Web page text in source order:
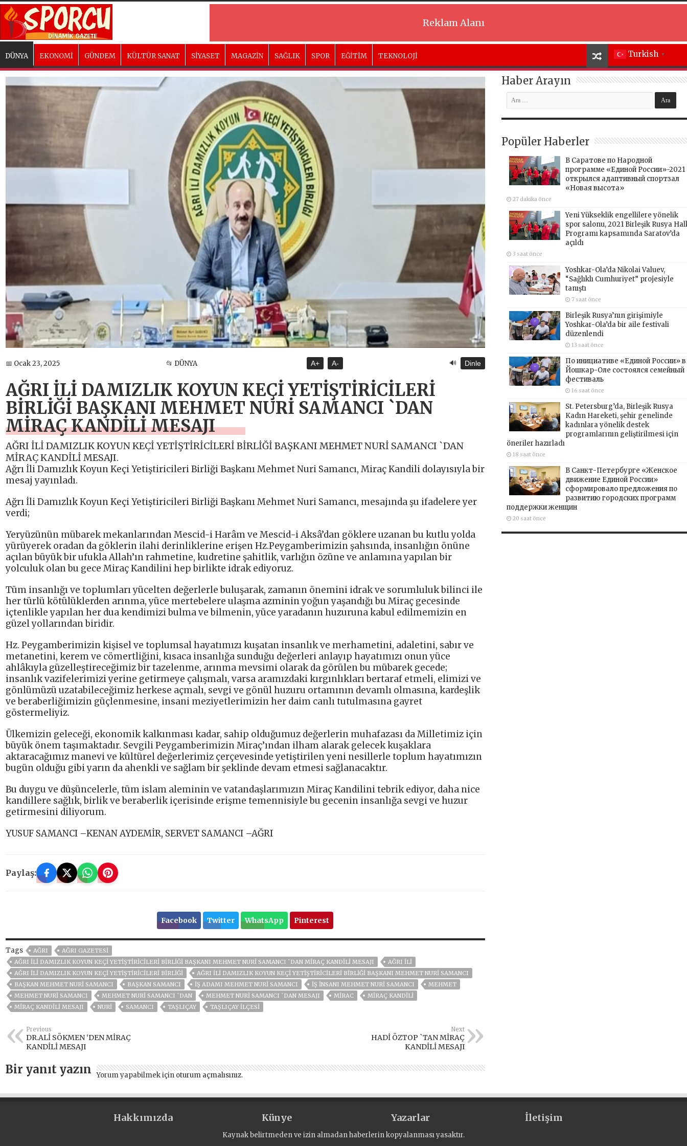
Reklam Alanı
Turkish ▼
DÜNYA EKONOMİ GÜNDEM KÜLTÜR SANAT SİYASET MAGAZİN SAĞLIK SPOR EĞİTİM TEKNOLOJİ
📅 Ocak 23, 2025 📂 DÜNYA A+ A- 🔊 Dinle
AĞRI İLİ DAMIZLIK KOYUN KEÇİ YETİŞTİRİCİLERİ
BİRLİĞİ BAŞKANI MEHMET NURİ SAMANCI `DAN
MİRAÇ KANDİLİ MESAJI
AĞRI İLİ DAMIZLIK KOYUN KEÇİ YETİŞTİRİCİLERİ BİRLİĞİ BAŞKANI MEHMET NURİ SAMANCI `DAN
MİRAÇ KANDİLİ MESAJI.
Ağrı İli Damızlık Koyun Keçi Yetiştiricileri Birliği Başkanı Mehmet Nuri Samancı, Miraç Kandili dolayısıyla bir
mesaj yayınladı.
Ağrı İli Damızlık Koyun Keçi Yetiştiricileri Birliği Başkanı Mehmet Nuri Samancı, mesajında şu ifadelere yer
verdi;
Yeryüzünün mübarek mekanlarından Mescid-i Harâm ve Mescid-i Aksâ’dan göklere uzanan bu kutlu yolda
yürüyerek oradan da göklerin ilahi derinliklerine erişen Hz.Peygamberimizin şahsında, insanlığın önüne
açılan büyük bir ufukla Allah’ın rahmetine, kudretine şahitlik, varlığın özüne ve anlamına yapılan bir
yolculuk olan bu gece Miraç Kandilini hep birlikte idrak ediyoruz.
Tüm insanlığı ve toplumları yücelten değerlerle buluşarak, zamanın önemini idrak ve sorumluluk bilinci ile
her türlü kötülüklerden arınma, yüce mertebelere ulaşma azminin yoğun yaşandığı bu Miraç gecesinde
içtenlikle yapılan her dua kendimizi bulma ve bilmenin, yüce yaradanın huzuruna kabul edilmemizin en
güzel yollarından biridir.
Hz. Peygamberimizin kişisel ve toplumsal hayatımızı kuşatan insanlık ve merhametini, adaletini, sabır ve
metanetini, kerem ve cömertliğini, kısaca insanlığa sunduğu değerleri anlayıp hayatımızı onun yüce
ahlâkıyla güzelleştireceğimiz bir tazelenme, arınma mevsimi olarak da görülen bu mübarek gecede;
insanlık vazifelerimizi yerine getirmeye çalışmalı, varsa aramızdaki kırgınlıkları bertaraf etmeli, elimizi ve
gönlümüzü uzatabileceğimiz herkese açmalı, sevgi ve gönül huzuru ortamının devamlı olmasına, kardeşlik
ve beraberliğimizin güçlenmesine, insani meziyetlerimizin her daim canlı tutulmasına gayret
göstermeliyiz.
Ülkemizin geleceği, ekonomik kalkınması kadar, sahip olduğumuz değerlerin muhafazası da Milletimiz için
büyük önem taşımaktadır. Sevgili Peygamberimizin Miraç’ından ilham alarak gelecek kuşaklara
aktaracağımız manevi ve kültürel değerlerimiz çerçevesinde yetiştirilen yeni nesillerle toplum hayatımızın
bugün olduğu gibi yarın da ahenkli ve sağlam bir şeklinde devam etmesi sağlanacaktır.
Bu duygu ve düşüncelerle, tüm islam aleminin ve vatandaşlarımızın Miraç Kandilini tebrik ediyor, daha nice
kandillere sağlık, birlik ve beraberlik içerisinde erişme temennisiyle bu gecenin insanlığa sevgi ve huzur
getirmesini diliyorum.
YUSUF SAMANCI –KENAN AYDEMİR, SERVET SAMANCI –AĞRI
Paylaş:
Facebook Twitter WhatsApp Pinterest
Tags AĞRI
AĞRI GAZETESİ
AĞRI İLİ DAMIZLIK KOYUN KEÇİ YETİŞTİRİCİLERİ BİRLİĞİ BAŞKANI MEHMET NURİ SAMANCI `DAN MİRAÇ KANDİLİ MESAJI
AĞRI ILI
AĞRI İLI DAMIZLIK KOYUN KEÇI YETIŞTIRICILERI BIRLIĞI
AĞRI İLI DAMIZLIK KOYUN KEÇI YETIŞTIRICILERI BIRLIĞI BAŞKANI MEHMET NURI SAMANCI
BAŞKAN MEHMET NURI SAMANCI
BAŞKAN SAMANCI IŞ ADAMI MEHMET NURI SAMANCI IŞ INSANI MEHMET NURI SAMANCI
MEHMET
MEHMET NURİ SAMANCI
MEHMET NURİ SAMANCI `DAN MEHMET NURİ SAMANCI `DAN MESAJI MIRAC
MIRAÇ KANDILI
MIRAÇ KANDILI MESAJI
NURI SAMANCI TAŞLIÇAY TAŞLIÇAY ILÇESI
Previous
DR.ALİ SÖKMEN ‘DEN MİRAÇ
KANDİLİ MESAJI
Next
HADİ ÖZTOP `TAN MİRAÇ
KANDİLİ MESAJI
Bir yanıt yazın Yorum yapabilmek için oturum açmalısınız.
Haber Arayın
Popüler Haberler
В Саратове по Народной
программе «Единой России»-2021
открылся адаптивный спортзал
«Новая высота»
27 dakika önce
Yeni Yükseklik engellilere yönelik
spor salonu, 2021 Birleşik Rusya
Programı kapsamında Saratov’da
açıldı
3 saat önce
Yoshkar-Ola’da Nikolai Valuev,
“Sağlıklı Cumhuriyet” projesiyle
tanıştı
7 saat önce
Birleşik Rusya’nın girişimiyle
Yoshkar-Ola’da bir aile festivali
düzenlendi
13 saat önce
По инициативе «Единой России» в
Йошкар-Оле состоялся семейный
фестиваль
16 saat önce
St. Petersburg’da, Birleşik Rusya
Kadın Hareketi, şehir genelinde
kadınlara yönelik destek
programlarının geliştirilmesi için
öneriler hazırladı
18 saat önce
В Санкт-Петербурге «Женское
движение Единой России»
сформировало предложения по
развитию городских программ
поддержки женщин
20 saat önce
Hakkımızda Künye Yazarlar İletişim
Kaynak belirtmeden ve izin almadan haberlerin kopyalanması yasaktır.